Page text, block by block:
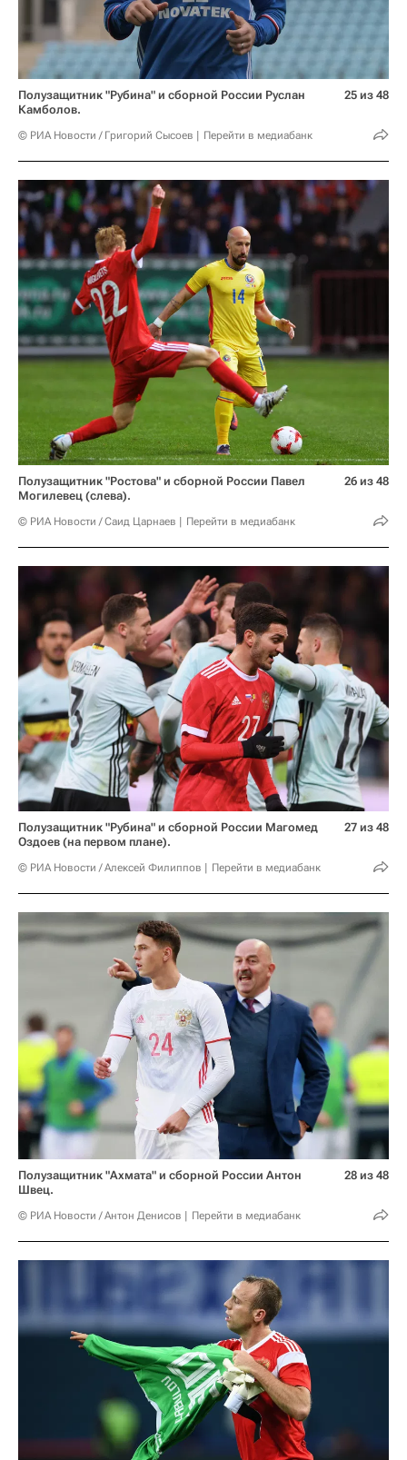
Полузащитник "Рубина" и сборной России Руслан
Камболов.
© РИА Новости / Григорий Сысоев Перейти в медиабанк
25 из 48
Полузащитник "Ростова" и сборной России Павел
Могилевец (слева).
© РИА Новости / Саид Царнаев Перейти в медиабанк
26 из 48
Полузащитник "Рубина" и сборной России Магомед
Оздоев (на первом плане).
© РИА Новости / Алексей Филиппов Перейти в медиабанк
27 из 48
Полузащитник "Ахмата" и сборной России Антон
Швец.
© РИА Новости / Антон Денисов Перейти в медиабанк
28 из 48